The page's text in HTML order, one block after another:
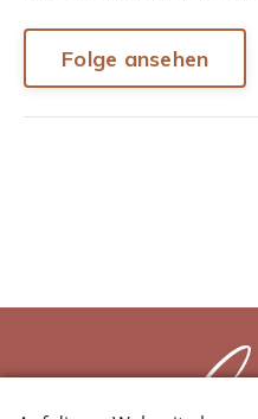
Folge ansehen